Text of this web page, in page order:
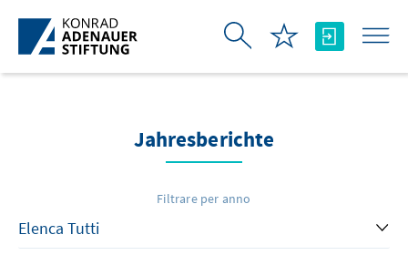
Skip to Main Content
Jahresberichte
Filtrare per anno